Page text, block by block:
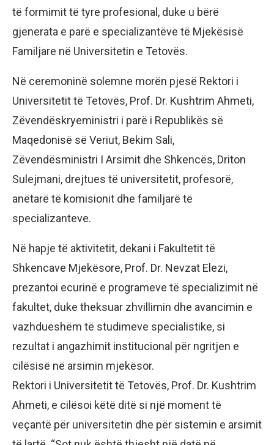
të formimit të tyre profesional, duke u bërë
gjenerata e parë e specializantëve të Mjekësisë
Familjare në Universitetin e Tetovës.
Në ceremoninë solemne morën pjesë Rektori i
Universitetit të Tetovës, Prof. Dr. Kushtrim Ahmeti,
Zëvendëskryeministri i parë i Republikës së
Maqedonisë së Veriut, Bekim Sali,
Zëvendësministri I Arsimit dhe Shkencës, Driton
Sulejmani, drejtues të universitetit, profesorë,
anëtarë të komisionit dhe familjarë të
specializanteve.
Në hapje të aktivitetit, dekani i Fakultetit të
Shkencave Mjekësore, Prof. Dr. Nevzat Elezi,
prezantoi ecurinë e programeve të specializimit në
fakultet, duke theksuar zhvillimin dhe avancimin e
vazhdueshëm të studimeve specialistike, si
rezultat i angazhimit institucional për ngritjen e
cilësisë në arsimin mjekësor.
Rektori i Universitetit të Tetovës, Prof. Dr. Kushtrim
Ahmeti, e cilësoi këtë ditë si një moment të
veçantë për universitetin dhe për sistemin e arsimit